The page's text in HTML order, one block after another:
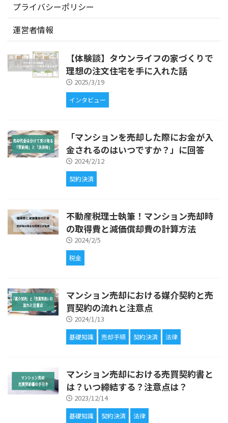
プライバシーポリシー
運営者情報
【体験談】タウンライフの家づくりで
理想の注文住宅を手に入れた話
2025/3/19
インタビュー
「マンションを売却した際にお金が入
金されるのはいつですか？」に回答
2024/2/12
契約決済
不動産税理士執筆！マンション売却時
の取得費と減価償却費の計算方法
2024/2/5
税金
マンション売却における媒介契約と売
買契約の流れと注意点
2024/1/13
基礎知識 売却手順 契約決済 法律
マンション売却における売買契約書と
は？いつ締結する？注意点は？
2023/12/14
基礎知識 契約決済 法律